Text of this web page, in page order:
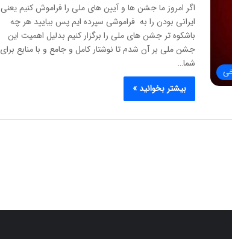
اگر امروز ما جشن ها و آیین های ملی را فراموش کنیم یعنی
ایرانی بودن را به فراموشی سپرده ایم پس بیایید هر چه
باشکوه تر جشن های ملی را برگزار کنیم بدلیل اهمیت این
جشن ملی بر آن شدم تا نوشتار کامل و جامع و با منابع برای
شما…
بیشتر بخوانید »